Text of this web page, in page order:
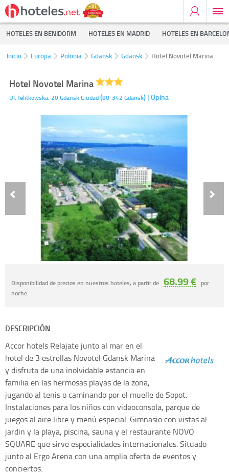
HOTELES EN BENIDORM HOTELES EN MADRID HOTELES EN
Inicio Europa Polonia Gdansk Gdansk Hotel Novotel Marina
Hotel Novotel Marina
Ul. Jelitkowska, 20Gdansk Ciudad(80-342 Gdansk) | Opina
Disponibilidad de precios en nuestros hoteles, a partir de 68.99 € por
noche.
DESCRIPCIÓN
Accor hotels Relajate junto al mar en el
hotel de 3 estrellas Novotel Gdansk Marina
y disfruta de una inolvidable estancia en
familia en las hermosas playas de la zona,
jugando al tenis o caminando por el muelle de Sopot.
Instalaciones para los niños con videoconsola, parque de
juegos al aire libre y menú especial. Gimnasio con vistas al
jardin y la playa, piscina, sauna y el restaurante NOVO
SQUARE que sirve especialidades internacionales. Situado
junto al Ergo Arena con una amplia oferta de eventos y
conciertos.